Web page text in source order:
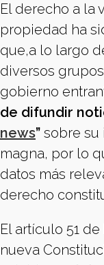
El derecho a la
propiedad ha
que,a lo largo
diversos
gobierno
de difundir
news” sobre su
magna, por lo
datos más
derecho
El artículo 51
nueva